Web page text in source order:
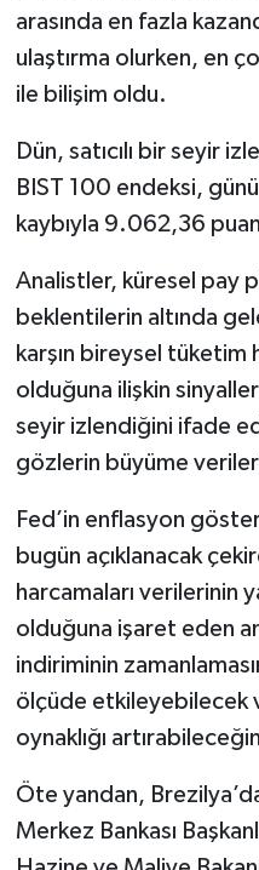
arasında en fazla
ulaştırma olurken, en
ile bilişim oldu.
Dün, satıcılı bir seyir
BIST 100 endeksi,
kaybıyla 9.062,36
Analistler, küresel pay
beklentilerin altında
karşın bireysel tüketim
olduğuna ilişkin sinyaller
seyir izlendiğini ifade
gözlerin büyüme
Fed’in enflasyon
bugün açıklanacak
harcamaları verilerinin
olduğuna işaret eden
indiriminin
ölçüde etkileyebilecek
oynaklığı
Öte yandan,
Merkez Bankası